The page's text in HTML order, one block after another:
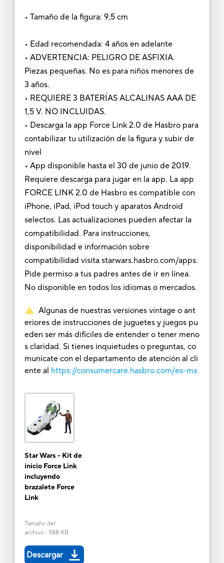
• Tamaño de la figura: 9,5 cm
• Edad recomendada: 4 años en adelante
• ADVERTENCIA: PELIGRO DE ASFIXIA.
Piezas pequeñas. No es para niños menores de
3 años.
• REQUIERE 3 BATERÍAS ALCALINAS AAA DE
1,5 V. NO INCLUIDAS.
• Descarga la app Force Link 2.0 de Hasbro para
contabilizar tu utilización de la figura y subir de
nivel
• App disponible hasta el 30 de junio de 2019.
Requiere descarga para jugar en la app. La app
FORCE LINK 2.0 de Hasbro es compatible con
iPhone, iPad, iPod touch y aparatos Android
selectos. Las actualizaciones pueden afectar la
compatibilidad. Para instrucciones,
disponibilidad e información sobre
compatibilidad visita starwars.hasbro.com/apps.
Pide permiso a tus padres antes de ir en línea.
No disponible en todos los idiomas o mercados.
Algunas de nuestras versiones vintage o ant
eriores de instrucciones de juguetes y juegos pu
eden ser más difíciles de entender o tener meno
s claridad. Si tienes inquietudes o preguntas, co
munícate con el departamento de atención al cli
ente al https://consumercare.hasbro.com/es-mx
Star Wars - Kit de
inicio Force Link
incluyendo
brazalete Force
Link
Tamaño del
archivo: 988 KB
Descargar